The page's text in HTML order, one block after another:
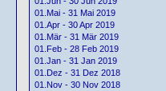
01.Mai - 31 Mai 2019
01.Apr - 30 Apr 2019
01.Mär - 31 Mär 2019
01.Feb - 28 Feb 2019
01.Jan - 31 Jan 2019
01.Dez - 31 Dez 2018
01.Nov - 30 Nov 2018